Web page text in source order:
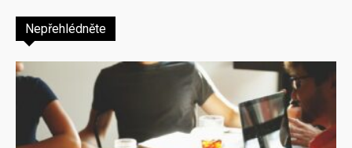
Nepřehlédněte